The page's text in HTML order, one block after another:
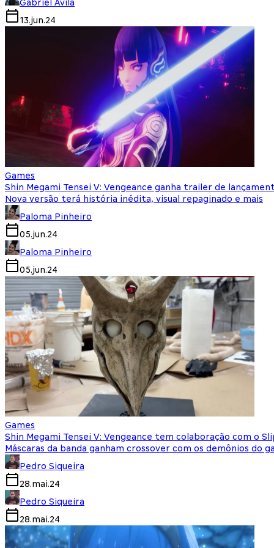
Gabriel Avila
13.jun.24
Games
Shin Megami Tensei V: Vengeance ganha trailer de
Nova versão terá história inédita, visual repaginado e mais
Paloma Pinheiro
05.jun.24
Paloma Pinheiro
05.jun.24
Games
Shin Megami Tensei V: Vengeance tem colaboração com o
Máscaras da banda ganham crossover com os demônios do
Pedro Siqueira
28.mai.24
Pedro Siqueira
28.mai.24